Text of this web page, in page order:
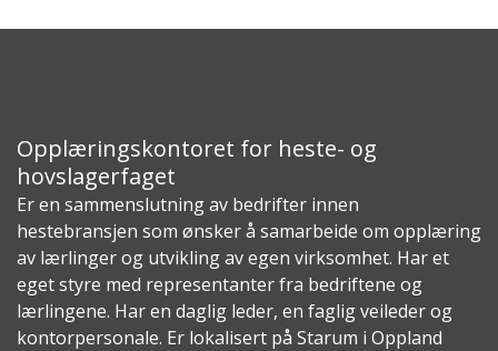
Opplæringskontoret for heste- og
hovslagerfaget
Er en sammenslutning av bedrifter innen
hestebransjen som ønsker å samarbeide om opplæring
av lærlinger og utvikling av egen virksomhet. Har et
eget styre med representanter fra bedriftene og
lærlingene. Har en daglig leder, en faglig veileder og
kontorpersonale. Er lokalisert på Starum i Oppland